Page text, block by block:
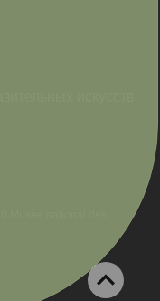
Musée national des